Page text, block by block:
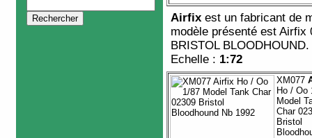
Airfix est un fabricant de
modèle présenté estAirfix
BRISTOL BLOODHOUND.
Echelle : 1:72
XM077
Ho / Oo
Model
Char
Bristol